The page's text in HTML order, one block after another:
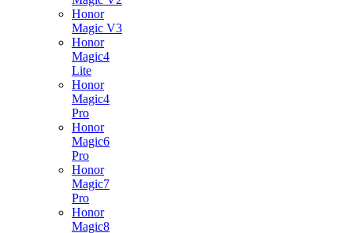
Honor
Magic V3
Honor
Magic4
Lite
Honor
Magic4
Pro
Honor
Magic6
Pro
Honor
Magic7
Pro
Honor
Magic8